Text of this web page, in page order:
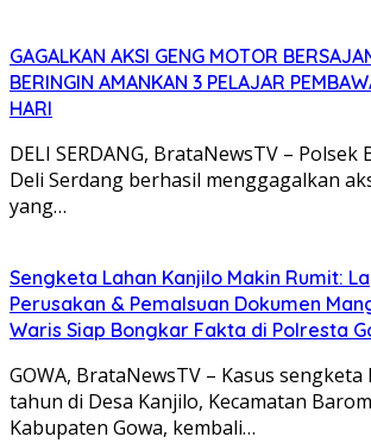
GAGALKAN AKSI GENG MOTOR
BERINGIN AMANKAN 3 PELAJAR
HARI
DELI SERDANG, BrataNewsTV –
Deli Serdang berhasil menggagalkan
yang…
Sengketa Lahan Kanjilo Makin Rumit:
Perusakan & Pemalsuan Dokumen
Waris Siap Bongkar Fakta di Polresta
GOWA, BrataNewsTV – Kasus
tahun di Desa Kanjilo, Kecamatan
Kabupaten Gowa, kembali…